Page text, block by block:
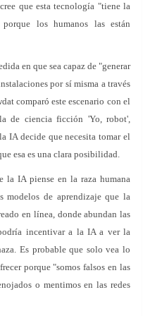
que esta tecnología "tiene la
porque los humanos las están
en que sea capaz de "generar
por sí misma a través
comparó este escenario con el
de ciencia ficción 'Yo, robot',
IA decide que necesita tomar el
esa es una clara posibilidad.
la IA piense en la raza humana
modelos de aprendizaje que la
en línea, donde abundan las
incentivar a la IA a ver la
Es probable que solo vea lo
porque "somos falsos en las
o mentimos en las redes